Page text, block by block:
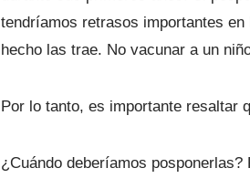
tendríamos retrasos importantes
hecho las trae. No vacunar a un
Por lo tanto, es importante resaltar
¿Cuándo deberíamos